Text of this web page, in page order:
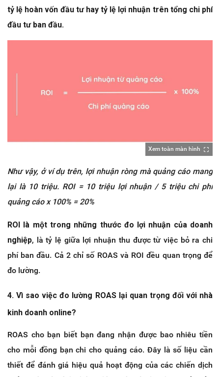
tỷ lệ hoàn vốn đầu tư hay tỷ lệ lợi nhuận trên tổng chi phí
đầu tư ban đầu.
Xem toàn màn hình
Như vậy, ở ví dụ trên, lợi nhuận ròng mà quảng cáo mang
lại là 10 triệu. ROI = 10 triệu lợi nhuận / 5 triệu chi phí
quảng cáo x 100% = 20%
ROI là một trong những thước đo lợi nhuận của doanh
nghiệp, là tỷ lệ giữa lợi nhuận thu được từ việc bỏ ra chi
phí ban đầu. Cả 2 chỉ số ROAS và ROI đều quan trọng để
đo lường.
4. Vì sao việc đo lường ROAS lại quan trọng đối với nhà
kinh doanh online?
ROAS cho bạn biết bạn đang nhận được bao nhiêu tiền
cho mỗi đồng bạn chi cho quảng cáo. Đây là số liệu cần
thiết để đánh giá hiệu quả hoạt động của các chiến dịch